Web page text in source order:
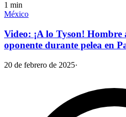
1 min
México
Video: ¡A lo Tyson! Hombre
oponente durante pelea en
20 de febrero de 2025·